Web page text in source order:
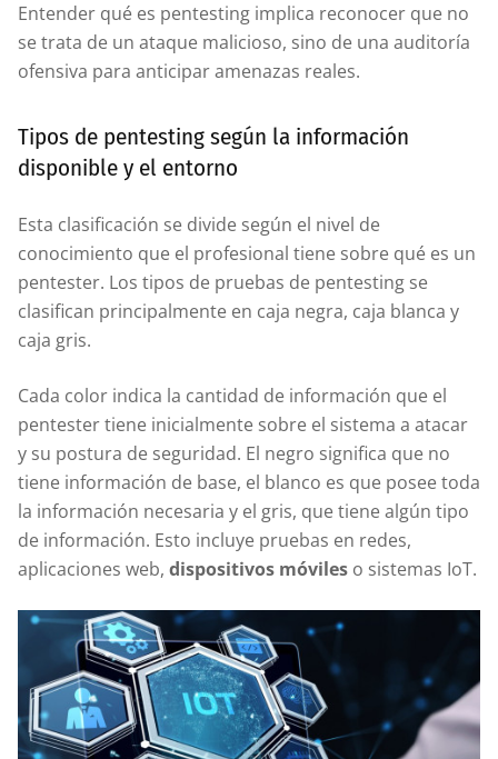
Entender qué es pentesting implica reconocer que no
se trata de un ataque malicioso, sino de una auditoría
ofensiva para anticipar amenazas reales.
Tipos de pentesting según la información
disponible y el entorno
Esta clasificación se divide según el nivel de
conocimiento que el profesional tiene sobre qué es un
pentester. Los tipos de pruebas de pentesting se
clasifican principalmente en caja negra, caja blanca y
caja gris.
Cada color indica la cantidad de información que el
pentester tiene inicialmente sobre el sistema a atacar
y su postura de seguridad. El negro significa que no
tiene información de base, el blanco es que posee toda
la información necesaria y el gris, que tiene algún tipo
de información. Esto incluye pruebas en redes,
aplicaciones web, dispositivos móviles o sistemas IoT.